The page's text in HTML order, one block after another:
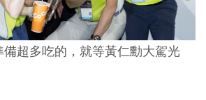
超多吃的，就等黃仁勳大駕光